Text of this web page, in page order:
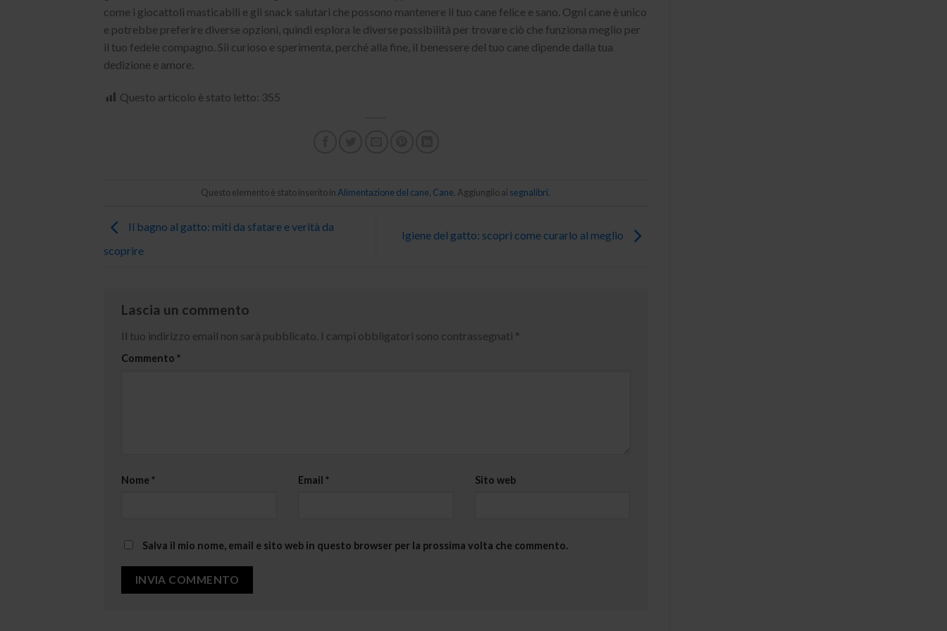
come i giocattoli masticabili e gli snack salutari che possono mantenere il tuo cane felice e sano. Ogni cane è unico
e potrebbe preferire diverse opzioni, quindi esplora le diverse possibilità per trovare ciò che funziona meglio per
il tuo fedele compagno. Sii curioso e sperimenta, perché alla fine, il benessere del tuo cane dipende dalla tua
dedizione e amore.
Questo articolo è stato letto: 355
Questo elemento è stato inserito inAlimentazione del cane Cane. Aggiungilo ai segnalibri.
Il bagno al gatto: miti da sfatare e verità da
scoprire
Igiene del gatto: scopri come curarlo al meglio
Lascia un commento
Il tuo indirizzo email non sarà pubblicato. I campi obbligatori sono contrassegnati *
Commento *
Nome* Email * Sito web
Salva il mio nome, email e sito web in questo browser per la prossima volta che commento.